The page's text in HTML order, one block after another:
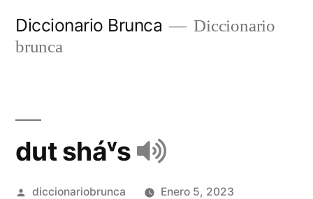
Diccionario Brunca
Diccionario
brunca
dut sháᵛs
diccionariobrunca Enero 5, 2023